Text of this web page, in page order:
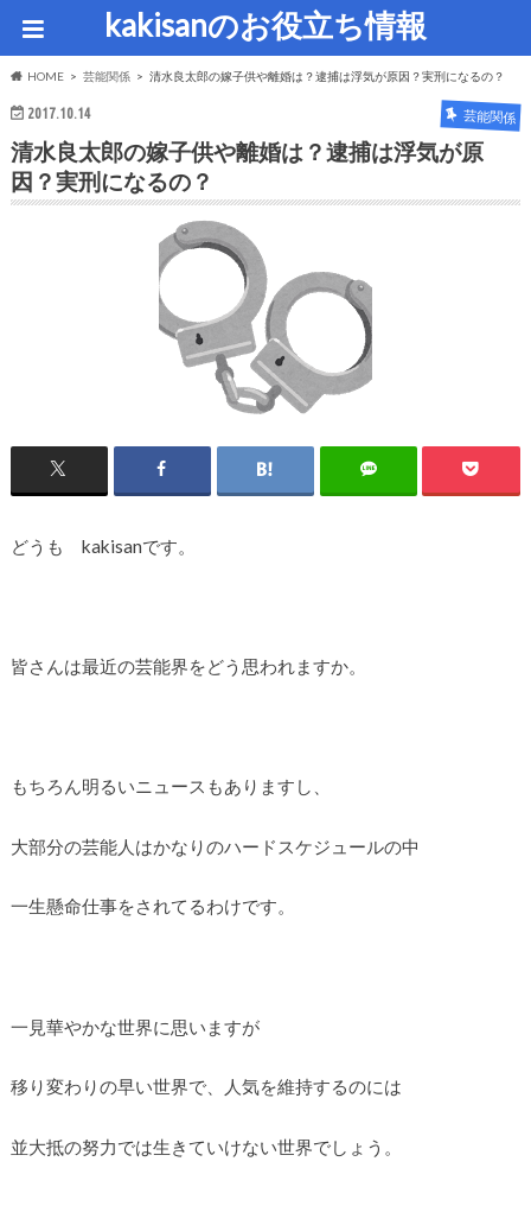
kakisanのお役立ち情報
HOME 芸能関係 清水良太郎の嫁子供や離婚は？逮捕は浮気が原因？実刑になるの？
2017.10.14 芸能関係
清水良太郎の嫁子供や離婚は？逮捕は浮気が原
因？実刑になるの？
どうも kakisanです。
皆さんは最近の芸能界をどう思われますか。
もちろん明るいニュースもありますし、
大部分の芸能人はかなりのハードスケジュールの中
一生懸命仕事をされてるわけです。
一見華やかな世界に思いますが
移り変わりの早い世界で、人気を維持するのには
並大抵の努力では生きていけない世界でしょう。